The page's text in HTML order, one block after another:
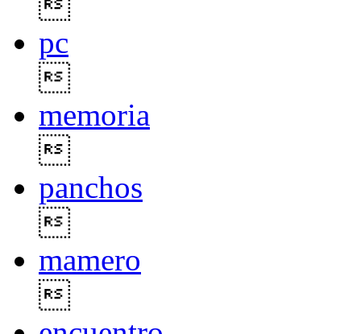
pc
memoria
panchos
mamero